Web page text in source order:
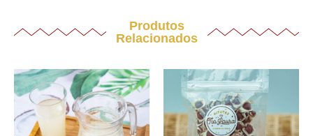
Produtos
Relacionados